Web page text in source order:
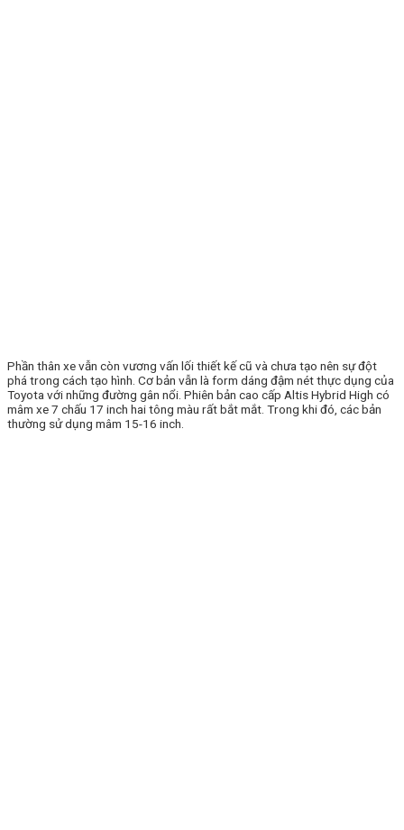
Phần thân xe vẫn còn vương vấn lối thiết kế cũ và chưa tạo nên sự đột
phá trong cách tạo hình. Cơ bản vẫn là form dáng đậm nét thực dụng của
Toyota với những đường gân nổi. Phiên bản cao cấp Altis Hybrid High có
mâm xe 7 chấu 17 inch hai tông màu rất bắt mắt. Trong khi đó, các bản
thường sử dụng mâm 15-16 inch.